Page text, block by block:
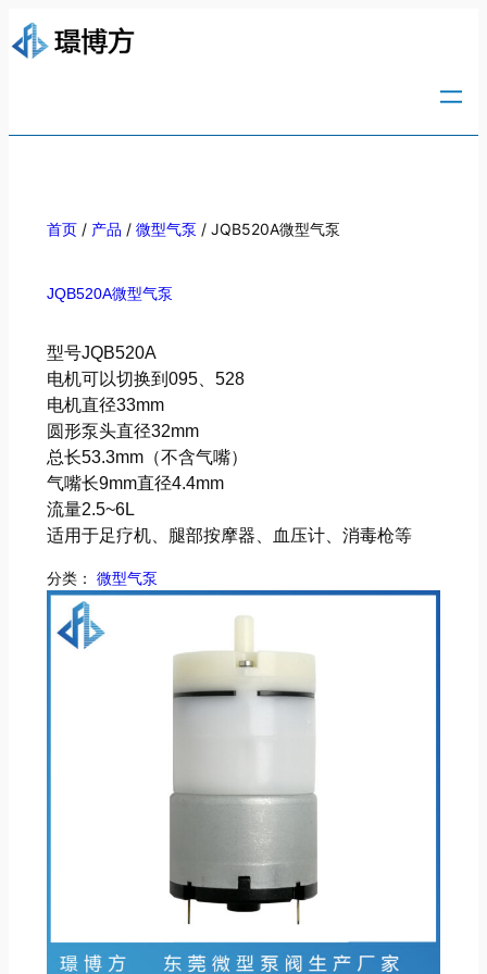
首页 / 产品 / 微型气泵 / JQB520A微型气泵
JQB520A微型气泵
型号JQB520A
电机可以切换到095、528
电机直径33mm
圆形泵头直径32mm
总长53.3mm（不含气嘴）
气嘴长9mm直径4.4mm
流量2.5~6L
适用于足疗机、腿部按摩器、血压计、消毒枪等
分类： 微型气泵